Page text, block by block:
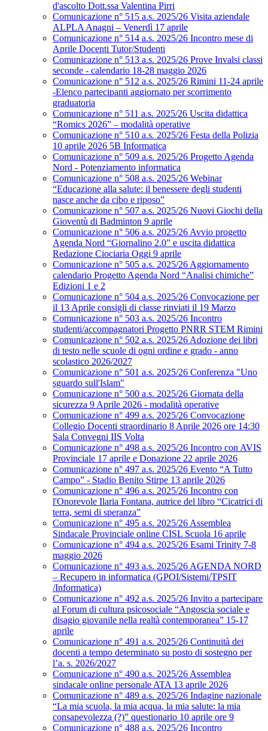
d'ascolto Dott.ssa Valentina Pirri
Comunicazione n° 515 a.s. 2025/26 Visita aziendale
ALPLA Anagni – Venerdì 17 aprile
Comunicazione n° 514 a.s. 2025/26 Incontro mese di
Aprile Docenti Tutor/Studenti
Comunicazione n° 513 a.s. 2025/26 Prove Invalsi classi
seconde - calendario 18-28 maggio 2026
Comunicazione n° 512 a.s. 2025/26 Rimini 11-24 aprile
-Elenco partecipanti aggiornato per scorrimento
graduatoria
Comunicazione n° 511 a.s. 2025/26 Uscita didattica
“Romics 2026” – modalità operative
Comunicazione n° 510 a.s. 2025/26 Festa della Polizia
10 aprile 2026 5B Informatica
Comunicazione n° 509 a.s. 2025/26 Progetto Agenda
Nord - Potenziamento informatica
Comunicazione n° 508 a.s. 2025/26 Webinar
“Educazione alla salute: il benessere degli studenti
nasce anche da cibo e riposo”
Comunicazione n° 507 a.s. 2025/26 Nuovi Giochi della
Gioventù di Badminton 9 aprile
Comunicazione n° 506 a.s. 2025/26 Avvio progetto
Agenda Nord “Giornalino 2.0” e uscita didattica
Redazione Ciociaria Oggi 9 aprile
Comunicazione n° 505 a.s. 2025/26 Aggiornamento
calendario Progetto Agenda Nord “Analisi chimiche”
Edizioni 1 e 2
Comunicazione n° 504 a.s. 2025/26 Convocazione per
il 13 Aprile consigli di classe rinviati il 19 Marzo
Comunicazione n° 503 a.s. 2025/26 Incontro
studenti/accompagnatori Progetto PNRR STEM Rimini
Comunicazione n° 502 a.s. 2025/26 Adozione dei libri
di testo nelle scuole di ogni ordine e grado - anno
scolastico 2026/2027
Comunicazione n° 501 a.s. 2025/26 Conferenza "Uno
sguardo sull'Islam"
Comunicazione n° 500 a.s. 2025/26 Giornata della
sicurezza 9 Aprile 2026 - modalità operative
Comunicazione n° 499 a.s. 2025/26 Convocazione
Collegio Docenti straordinario 8 Aprile 2026 ore 14:30
Sala Convegni IIS Volta
Comunicazione n° 498 a.s. 2025/26 Incontro con AVIS
Provinciale 17 aprile e Donazione 22 aprile 2026
Comunicazione n° 497 a.s. 2025/26 Evento “A Tutto
Campo” - Stadio Benito Stirpe 13 aprile 2026
Comunicazione n° 496 a.s. 2025/26 Incontro con
l'Onorevole Ilaria Fontana, autrice del libro “Cicatrici di
terra, semi di speranza”
Comunicazione n° 495 a.s. 2025/26 Assemblea
Sindacale Provinciale online CISL Scuola 16 aprile
Comunicazione n° 494 a.s. 2025/26 Esami Trinity 7-8
maggio 2026
Comunicazione n° 493 a.s. 2025/26 AGENDA NORD
– Recupero in informatica (GPOI/Sistemi/TPSIT
/Informatica)
Comunicazione n° 492 a.s. 2025/26 Invito a partecipare
al Forum di cultura psicosociale “Angoscia sociale e
disagio giovanile nella realtà contemporanea” 15-17
aprile
Comunicazione n° 491 a.s. 2025/26 Continuità dei
docenti a tempo determinato su posto di sostegno per
l’a. s. 2026/2027
Comunicazione n° 490 a.s. 2025/26 Assemblea
sindacale online personale ATA 13 aprile 2026
Comunicazione n° 489 a.s. 2025/26 Indagine nazionale
“La mia scuola, la mia acqua, la mia salute: la mia
consapevolezza (?)” questionario 10 aprile ore 9
Comunicazione n° 488 a.s. 2025/26 Incontro